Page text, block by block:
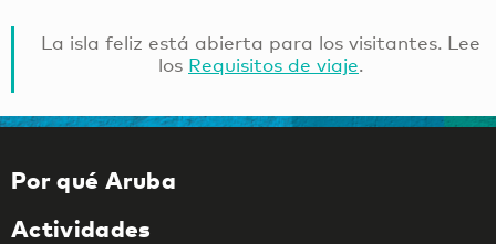
La isla feliz está abierta para los visitantes. Lee
los Requisitos de viaje.
Por qué Aruba
Actividades